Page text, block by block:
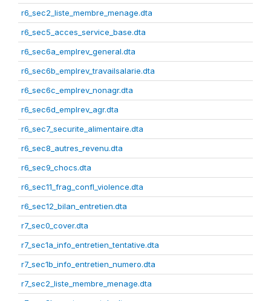
r6_sec2_liste_membre_menage.dta
r6_sec5_acces_service_base.dta
r6_sec6a_emplrev_general.dta
r6_sec6b_emplrev_travailsalarie.dta
r6_sec6c_emplrev_nonagr.dta
r6_sec6d_emplrev_agr.dta
r6_sec7_securite_alimentaire.dta
r6_sec8_autres_revenu.dta
r6_sec9_chocs.dta
r6_sec11_frag_confl_violence.dta
r6_sec12_bilan_entretien.dta
r7_sec0_cover.dta
r7_sec1a_info_entretien_tentative.dta
r7_sec1b_info_entretien_numero.dta
r7_sec2_liste_membre_menage.dta